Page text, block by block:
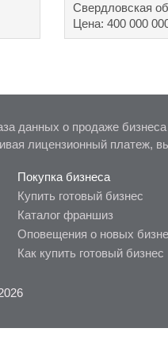
Свердловская
Цена: 400 000
данных о продаже
лицензионный платеж,
Покупка бизнеса
Купить готовый бизнес
Каталог франшиз
Оповещения о новых
Как купить готовый бизнес